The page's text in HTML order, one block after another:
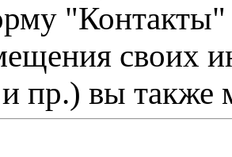
"Контакты"
своих
пр.) вы также